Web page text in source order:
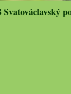
Svatováclavský